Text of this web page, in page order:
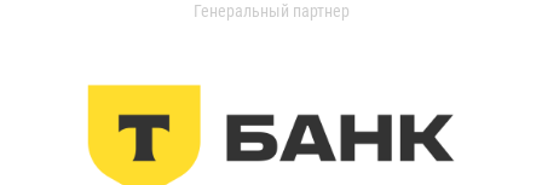
Генеральный партнер